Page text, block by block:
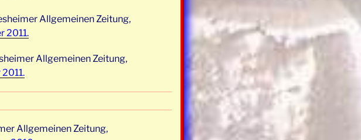
Allgemeinen Zeitung,
2011.
Allgemeinen Zeitung,
Allgemeinen Zeitung,